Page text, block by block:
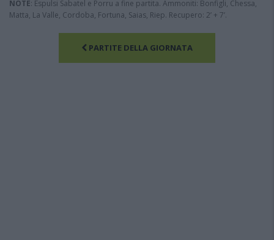
NOTE: Espulsi Sabatel e Porru a fine partita. Ammoniti: Bonfigli, Chessa,
Matta, La Valle, Cordoba, Fortuna, Saias, Riep. Recupero: 2’ + 7’.
PARTITE DELLA GIORNATA